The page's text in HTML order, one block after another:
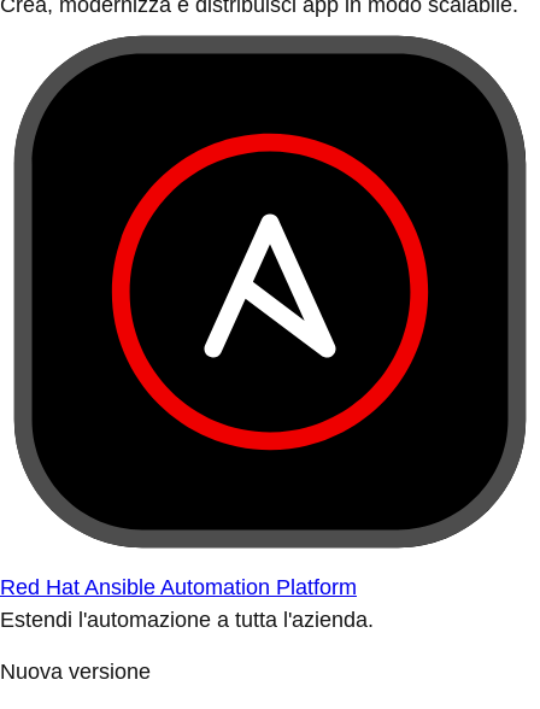
Crea, modernizza e distribuisci app in modo scalabile.
Red Hat Ansible Automation Platform
Estendi l'automazione a tutta l'azienda.
Nuova versione